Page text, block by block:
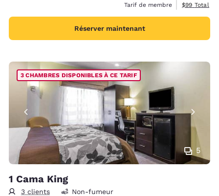
Tarif de membre
Afficher les
$99 Total
Réserver maintenant
5
3 CHAMBRES DISPONIBLES À CE TARIF
1 Cama King
3 clients
Non-fumeur